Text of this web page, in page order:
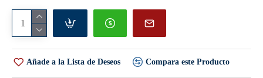
Añade a la Lista de Deseos Compara este Producto